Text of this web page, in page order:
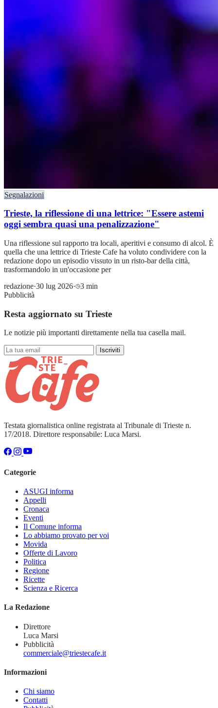
Segnalazioni
Trieste, la riflessione di una lettrice: "Essere astemi
oggi sembra quasi una penalizzazione"
Una riflessione sul rapporto tra locali, aperitivi e consumo di alcol. È
quella che una lettrice di Trieste Cafe ha voluto condividere con la
redazione dopo un episodio vissuto in un risto-bar della città,
trasformandolo in un'occasione per
redazione·30 lug 2026·
3 min
Pubblicità
Resta aggiornato su Trieste
Le notizie più importanti direttamente nella tua casella mail.
Iscriviti
Testata giornalistica online registrata al Tribunale di Trieste n.
17/2018. Direttore responsabile: Luca Marsi.
Categorie
ASUGI informa
Appelli
Cronaca
Eventi
Il Comune informa
Lo abbiamo provato per voi
Movida
Offerte di Lavoro
Politica
Regione
Ricette
Scienza e Ricerca
La Redazione
Direttore
Luca Marsi
Pubblicità
commerciale@triestecafe.it
Informazioni
Chi siamo
Contatti